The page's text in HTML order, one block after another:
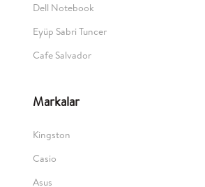
Dell Notebook
Eyüp Sabri Tuncer
Cafe Salvador
Markalar
Kingston
Casio
Asus